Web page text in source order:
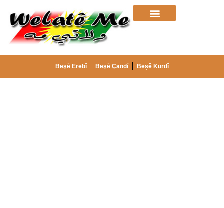
Beşê Erebî Beşê Çandî Beșê Kurdî